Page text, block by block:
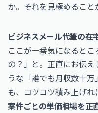
か。それを見極めること
ビジネスメール代筆の在
ここが一番気になると
の？」と。正直にお伝
うな「誰でも月収数十
も、コツコツ積み上げれ
案件ごとの単価相場を正